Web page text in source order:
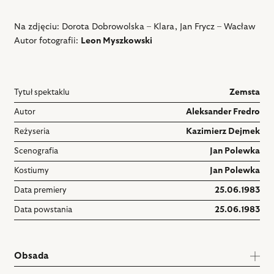
Na zdjęciu: Dorota Dobrowolska – Klara, Jan Frycz – Wacław
Autor fotografii: Leon Myszkowski
Tytuł spektaklu Zemsta
Autor Aleksander Fredro
Reżyseria Kazimierz Dejmek
Scenografia Jan Polewka
Kostiumy Jan Polewka
Data premiery 25.06.1983
Data powstania 25.06.1983
Obsada